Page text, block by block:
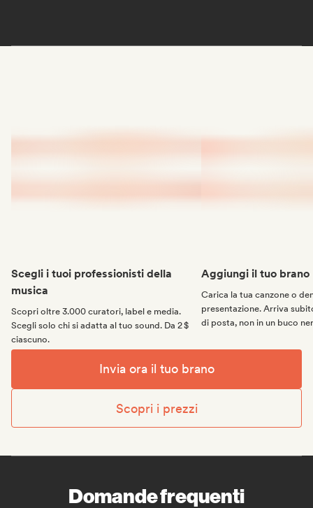
Scegli i tuoi professionisti della
musica
Scopri oltre 3.000 curatori, label e media.
Scegli solo chi si adatta al tuo sound. Da 2 $
ciascuno.
Aggiungi il tuo brano
Carica la tua canzone o
presentazione. Arriva
di posta, non in un buco
Invia ora il tuo brano
Scopri i prezzi
Domande frequenti